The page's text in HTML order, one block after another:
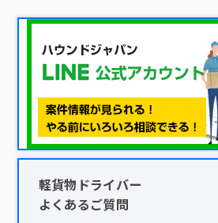
軽貨物ドライバー
よくあるご質問